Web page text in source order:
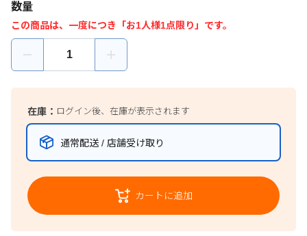
数量
この商品は、一度につき「お1人様1点限り」です。
在庫： ログイン後、在庫が表示されます
通常配送 / 店舗受け取り
カートに追加